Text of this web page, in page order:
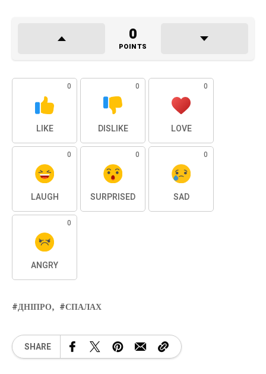
0
POINTS
0
LIKE
0
DISLIKE
0
LOVE
0
LAUGH
0
SURPRISED
0
SAD
0
ANGRY
ДНІПРО СПАЛАХ
SHARE